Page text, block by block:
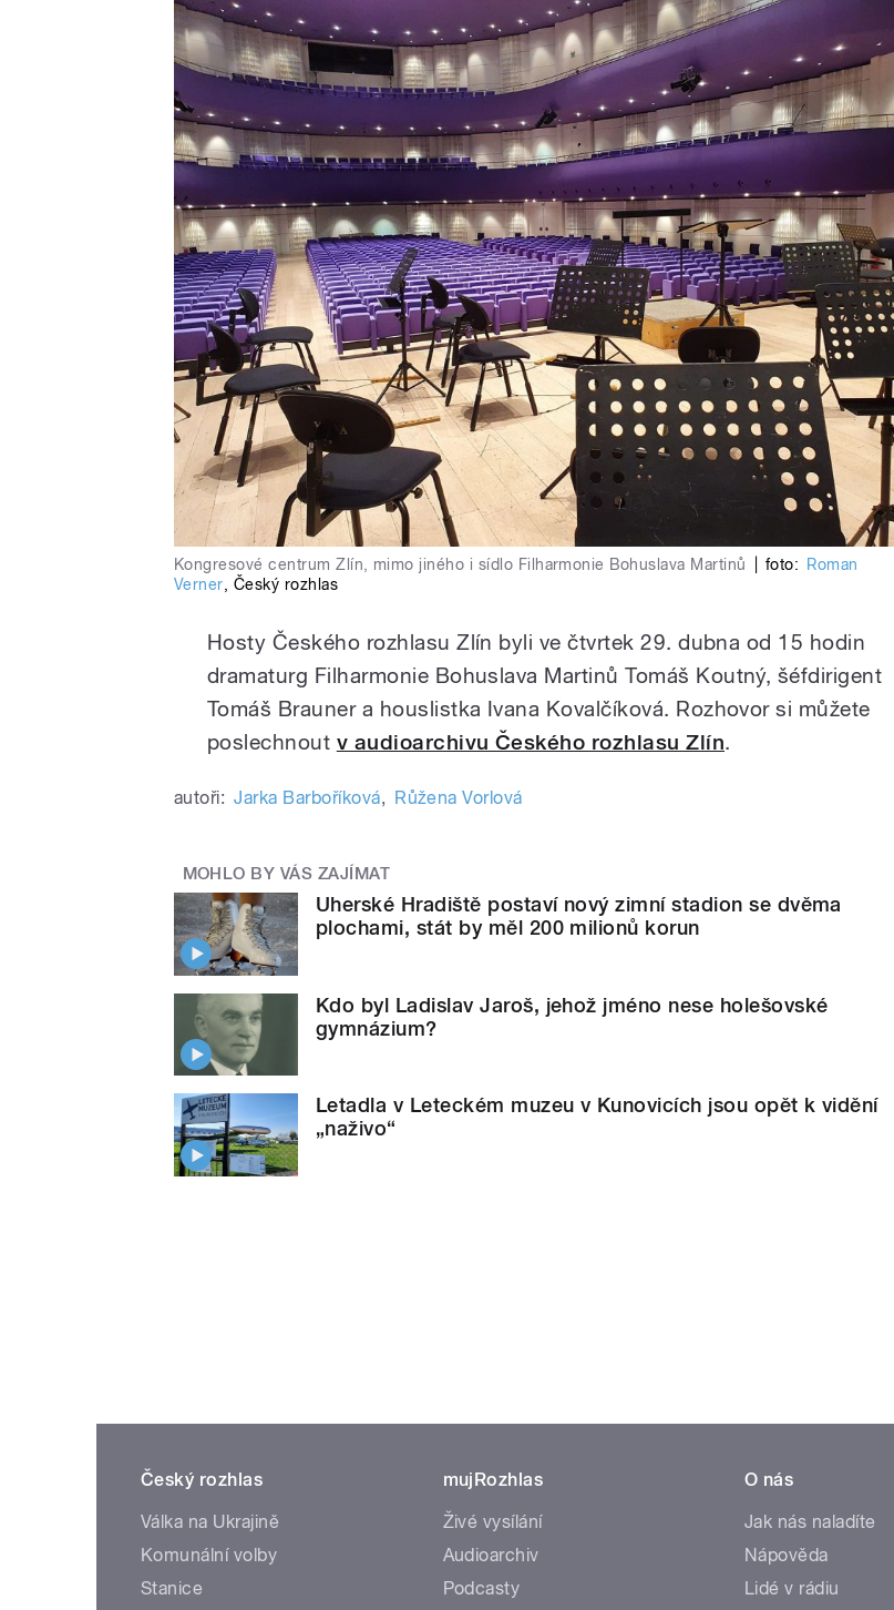
Kongresové centrum Zlín, mimo jiného i sídlo Filharmonie Bohuslava Martinů foto: Roman
Verner, Český rozhlas
Hosty Českého rozhlasu Zlín byli ve čtvrtek 29. dubna od 15 hodin
dramaturg Filharmonie Bohuslava Martinů Tomáš Koutný, šéfdirigent
Tomáš Brauner a houslistka Ivana Kovalčíková. Rozhovor si můžete
poslechnout v audioarchivu Českého rozhlasu Zlín.
autoři: Jarka Barboříková, Růžena Vorlová
MOHLO BY VÁS ZAJÍMAT
Uherské Hradiště postaví nový zimní stadion se dvěma
plochami, stát by měl 200 milionů korun
Kdo byl Ladislav Jaroš, jehož jméno nese holešovské
gymnázium?
Letadla v Leteckém muzeu v Kunovicích jsou opět k vidění
„naživo“
Český rozhlas
Válka na Ukrajině
Komunální volby
Stanice
mujRozhlas
Živé vysílání
Audioarchiv
Podcasty
O nás
Jak nás naladíte
Nápověda
Lidé v rádiu